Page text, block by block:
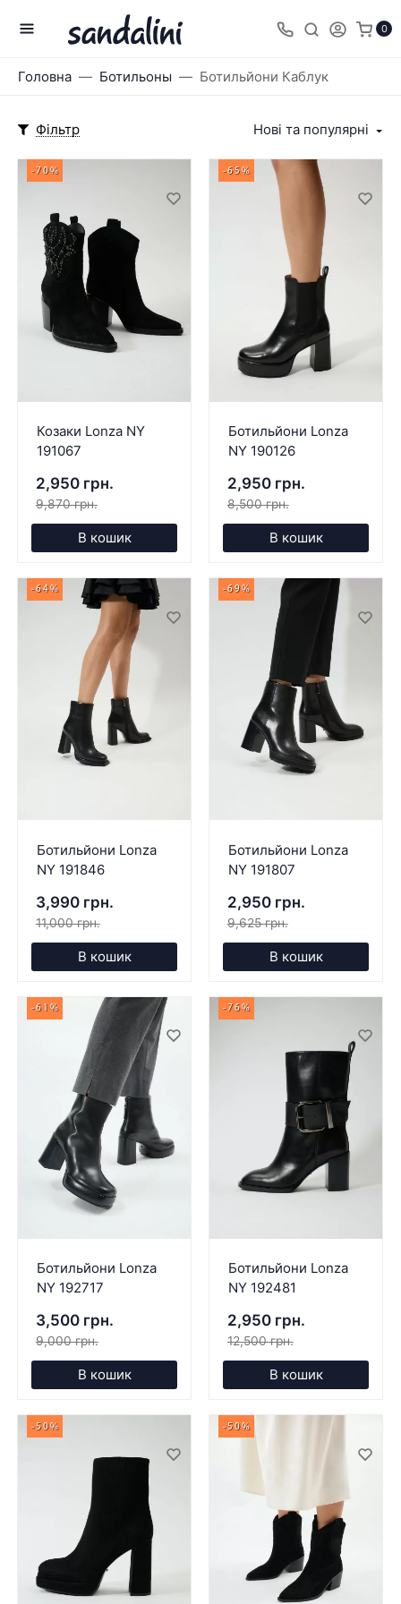
0
Головна Ботильоны Ботильйони Каблук
Фільтр Нові та популярні
-70%
Козаки Lonza NY
191067
2,950 грн.
9,870 грн.
В кошик
-65%
Ботильйони Lonza
NY 190126
2,950 грн.
8,500 грн.
В кошик
-64%
Ботильйони Lonza
NY 191846
3,990 грн.
11,000 грн.
В кошик
-69%
Ботильйони Lonza
NY 191807
2,950 грн.
9,625 грн.
В кошик
-61%
Ботильйони Lonza
NY 192717
3,500 грн.
9,000 грн.
В кошик
-76%
Ботильйони Lonza
NY 192481
2,950 грн.
12,500 грн.
В кошик
-50% -50%